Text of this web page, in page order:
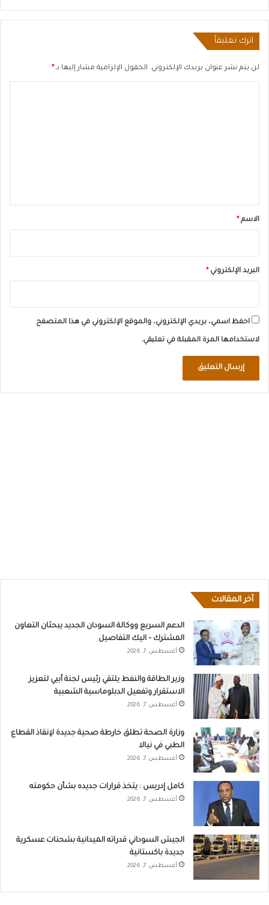
اترك تعليقاً
لن يتم نشر عنوان بريدك الإلكتروني. الحقول الإلزامية مشار إليها بـ *
*الاسم *
البريد الإلكتروني *
احفظ اسمي، بريدي الإلكتروني، والموقع الإلكتروني في هذا المتصفح
لاستخدامها المرة المقبلة في تعليقي.
أخر المقالات
الدعم السريع ووكالة السودان الجديد يبحثان التعاون
المشترك – اليك التفاصيل
أغسطس 7, 2026
وزير الطاقة والنفط يلتقي رئيس لجنة أبيي لتعزيز
الاستقرار وتفعيل الدبلوماسية الشعبية
أغسطس 7, 2026
وزارة الصحة تطلق خارطة صحية جديدة لإنقاذ القطاع
الطبي في نيالا
أغسطس 7, 2026
كامل إدريس : يتخذ قرارات جديده بشأن حكومته
أغسطس 7, 2026
الجيش السوداني قدراته الميدانية بشحنات عسكرية
جديدة باكستانية
أغسطس 7, 2026